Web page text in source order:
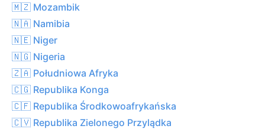
🇲🇿 Mozambik
🇳🇦 Namibia
🇳🇪 Niger
🇳🇬 Nigeria
🇿🇦 Południowa Afryka
🇨🇬 Republika Konga
🇨🇫 Republika Środkowoafrykańska
🇨🇻 Republika Zielonego Przylądka